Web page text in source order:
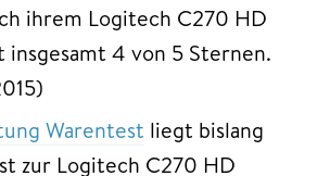
ihrem Logitech C270 HD
insgesamt 4 von 5 Sternen.
Warentest liegt bislang
zur Logitech C270 HD